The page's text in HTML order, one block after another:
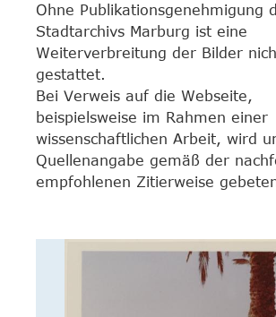
Ohne Publikationsgenehmigung
Stadtarchivs Marburg ist eine
Weiterverbreitung der Bilder
gestattet.
Bei Verweis auf die Webseite,
beispielsweise im Rahmen einer
wissenschaftlichen Arbeit, wird
Quellenangabe gemäß der
empfohlenen Zitierweise